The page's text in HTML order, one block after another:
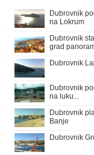
Dubrovnik
na Lokrum
Dubrovnik
grad
Dubrovnik
Dubrovnik
na luku...
Dubrovnik
Banje
Dubrovnik